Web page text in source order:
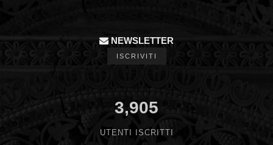
NEWSLETTER
ISCRIVITI
3,905
UTENTI ISCRITTI